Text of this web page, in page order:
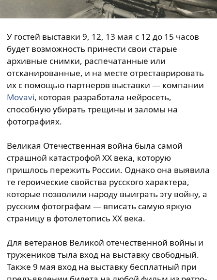
У гостей выставки 9, 12, 13 мая с 12 до 15 часов
будет возможность принести свои старые
архивные снимки, распечатанные или
отсканированные, и на месте отреставрировать
их с помощью партнеров выставки — компании
Movavi, которая разработала нейросеть,
способную убирать трещины и заломы на
фотографиях.
Великая Отечественная война была самой
страшной катастрофой XX века, которую
пришлось пережить России. Однако она выявила
те героические свойства русского характера,
которые позволили народу выиграть эту войну, а
русским фотографам — вписать самую яркую
страницу в фотолетопись XX века.
Для ветеранов Великой отечественной войны и
тружеников тыла вход на выставку свободный.
Также 9 мая вход на выставку бесплатный при